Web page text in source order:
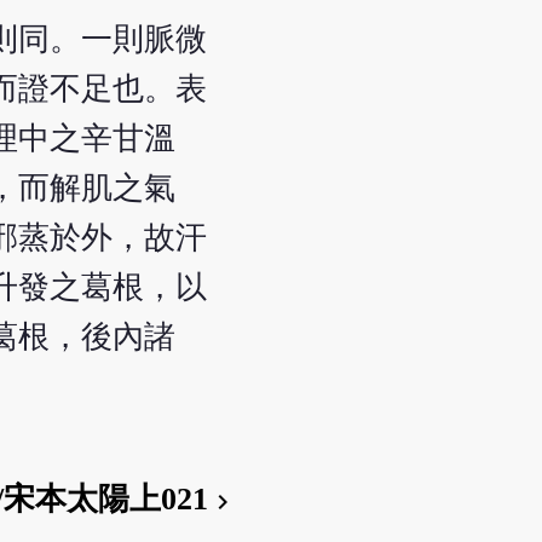
同。一則脈微
證不足也。表
中之辛甘溫
而解肌之氣
蒸於外，故汗
發之葛根，以
根，後內諸
本太陽上021 chevron_right